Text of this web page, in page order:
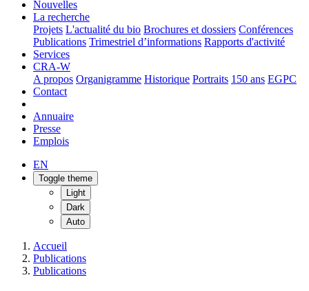
Nouvelles
La recherche
Projets L'actualité du bio Brochures et dossiers Conférences
Publications Trimestriel d’informations Rapports d'activité
Services
CRA-W
A propos Organigramme Historique Portraits 150 ans EGPC
Contact
Annuaire
Presse
Emplois
EN
Toggle theme
Light
Dark
Auto
Accueil
Publications
Publications